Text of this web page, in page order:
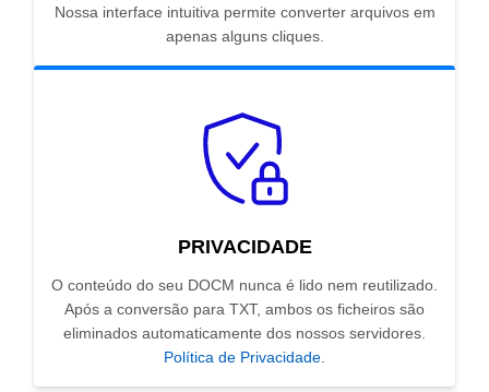
Nossa interface intuitiva permite converter arquivos em
apenas alguns cliques.
PRIVACIDADE
O conteúdo do seu DOCM nunca é lido nem reutilizado.
Após a conversão para TXT, ambos os ficheiros são
eliminados automaticamente dos nossos servidores.
Política de Privacidade.